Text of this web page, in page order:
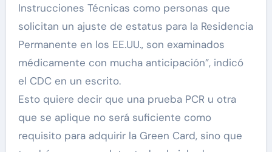
Instrucciones Técnicas como personas que
solicitan un ajuste de estatus para la Residencia
Permanente en los EE.UU., son examinados
médicamente con mucha anticipación”, indicó
el CDC en un escrito.
Esto quiere decir que una prueba PCR u otra
que se aplique no será suficiente como
requisito para adquirir la Green Card, sino que